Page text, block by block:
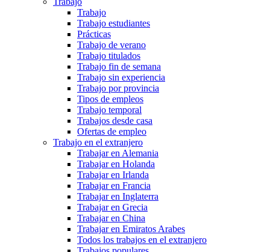
Trabajo
Trabajo estudiantes
Prácticas
Trabajo de verano
Trabajo titulados
Trabajo fin de semana
Trabajo sin experiencia
Trabajo por provincia
Tipos de empleos
Trabajo temporal
Trabajos desde casa
Ofertas de empleo
Trabajo en el extranjero
Trabajar en Alemania
Trabajar en Holanda
Trabajar en Irlanda
Trabajar en Francia
Trabajar en Inglaterra
Trabajar en Grecia
Trabajar en China
Trabajar en Emiratos Arabes
Todos los trabajos en el extranjero